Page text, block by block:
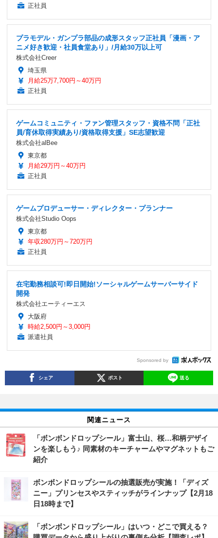
正社員
プラモデル・ガンプラ部品の成形スタッフ正社員「漫画・ア
ニメ好き歓迎・社員食堂あり」/月給30万以上可
株式会社Creer
埼玉県
月給25万7,700円～40万円
正社員
ゲームコミュニティ・ファン管理スタッフ・資格不問「正社
員/育休取得実績あり/資格取得支援」SE志望歓迎
株式会社alBee
東京都
月給29万円～40万円
正社員
ゲームプロデューサー・ディレクター・プランナー
株式会社Studio Oops
東京都
年収280万円～720万円
正社員
在宅勤務相談可!即日開始!ソーシャルゲームサーバーサイド
開発
株式会社エーティーエス
大阪府
時給2,500円～3,000円
派遣社員
Sponsored by
シェア ポスト 送る
関連ニュース
「ボンボンドロップシール」富士山、桜…和柄デザイ
ンを楽しもう♪ 同素材のキーチャームやマグネットもご
紹介
ボンボンドロップシールの抽選販売が実施！「ディズ
ニー」プリンセスやスティッチがラインナップ【2月18
日18時まで】
「ボンボンドロップシール」はいつ・どこで買える？